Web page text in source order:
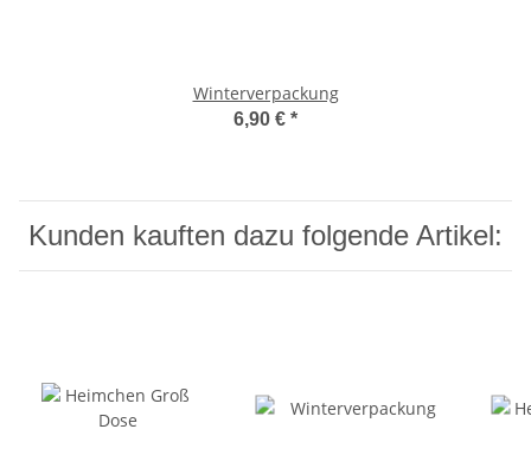
Winterverpackung
6,90 € *
Kunden kauften dazu folgende Artikel: